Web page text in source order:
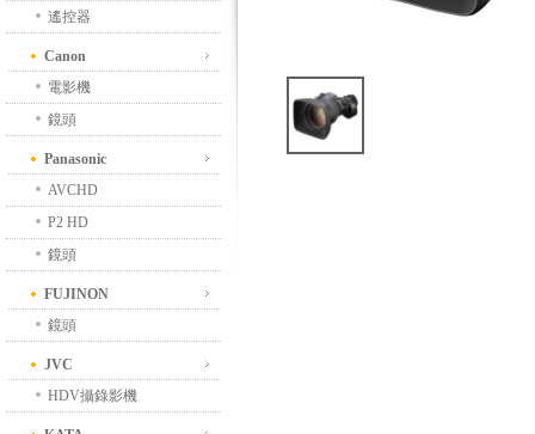
遙控器
Canon
電影機
鏡頭
Panasonic
AVCHD
P2 HD
鏡頭
FUJINON
鏡頭
JVC
HDV攝錄影機